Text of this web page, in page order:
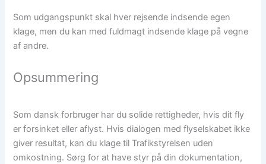
Som udgangspunkt skal hver rejsende indsende egen
klage, men du kan med fuldmagt indsende klage på vegne
af andre.
Opsummering
Som dansk forbruger har du solide rettigheder, hvis dit fly
er forsinket eller aflyst. Hvis dialogen med flyselskabet ikke
giver resultat, kan du klage til Trafikstyrelsen uden
omkostning. Sørg for at have styr på din dokumentation,